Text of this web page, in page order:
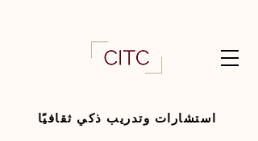
استشارات وتدريب ذكي ثقافيًا